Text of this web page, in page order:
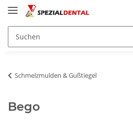
Schmelzmulden & Gußtiegel
Bego